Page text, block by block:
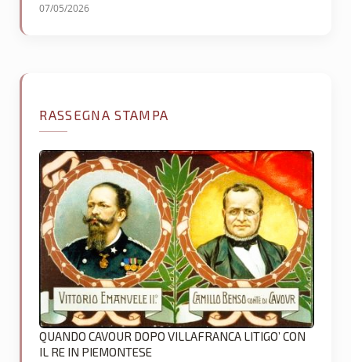
07/05/2026
RASSEGNA STAMPA
QUANDO CAVOUR DOPO VILLAFRANCA LITIGO’ CON
IL RE IN PIEMONTESE